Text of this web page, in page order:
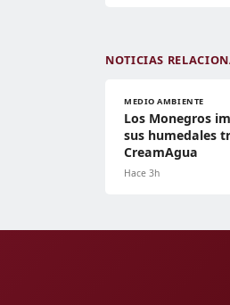
NOTICIAS
MEDIO AMBIENTE
Los Monegros
sus humedales
CreamAgua
Hace 3h